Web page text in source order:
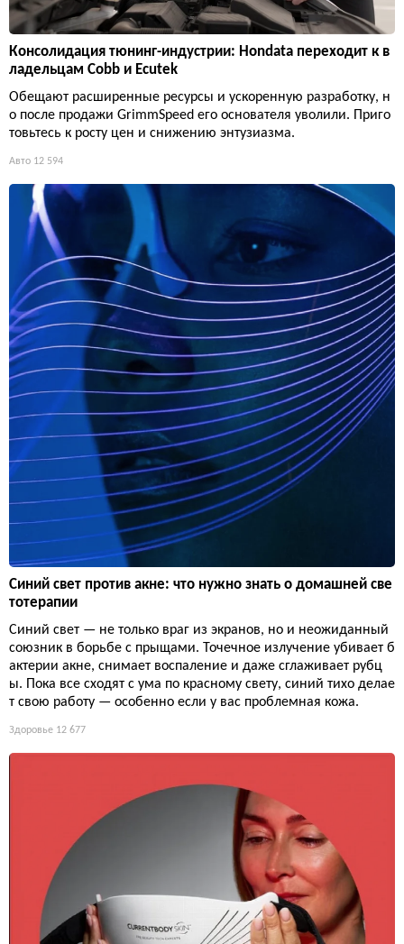
Консолидация тюнинг-индустрии: Hondata переходит к в
ладельцам Cobb и Ecutek
Обещают расширенные ресурсы и ускоренную разработку, н
о после продажи GrimmSpeed его основателя уволили. Приго
товьтесь к росту цен и снижению энтузиазма.
Авто 12 594
Синий свет против акне: что нужно знать о домашней све
тотерапии
Синий свет — не только враг из экранов, но и неожиданный
союзник в борьбе с прыщами. Точечное излучение убивает б
актерии акне, снимает воспаление и даже сглаживает рубц
ы. Пока все сходят с ума по красному свету, синий тихо делае
т свою работу — особенно если у вас проблемная кожа.
Здоровье 12 677